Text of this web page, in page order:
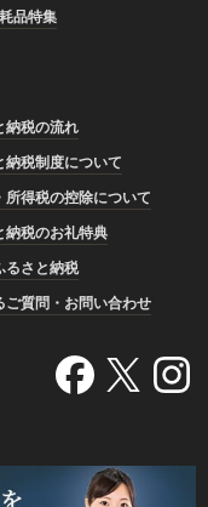
品特集
納税の流れ
納税制度について
所得税の控除について
納税のお礼特典
るさと納税
ご質問・お問い合わせ